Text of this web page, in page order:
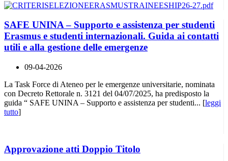
SAFE UNINA – Supporto e assistenza per studenti
Erasmus e studenti internazionali. Guida ai contatti
utili e alla gestione delle emergenze
09-04-2026
La Task Force di Ateneo per le emergenze universitarie, nominata
con Decreto Rettorale n. 3121 del 04/07/2025, ha predisposto la
guida “ SAFE UNINA – Supporto e assistenza per studenti... [leggi
tutto]
Approvazione atti Doppio Titolo